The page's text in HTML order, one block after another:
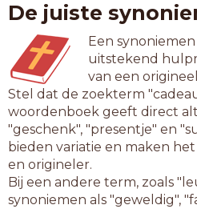
De juiste
Een
uitstekend
van een
Stel dat de zoekterm
woordenboek geeft direct
"geschenk", "presentje" en
bieden variatie en maken
en origineler.
Bij een andere term, zoals
synoniemen als "geweldig",